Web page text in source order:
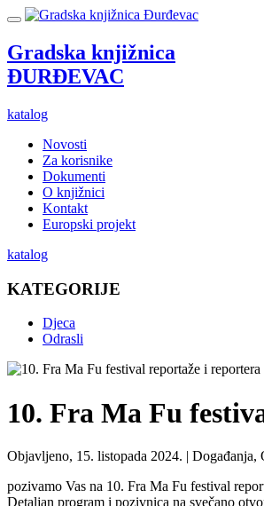
Gradska knjižnica
ĐURĐEVAC
katalog
Novosti
Za korisnike
Dokumenti
O knjižnici
Kontakt
Europski projekt
katalog
KATEGORIJE
Djeca
Odrasli
10. Fra Ma Fu
Objavljeno, 15. listopada 2024. | Događanja,
pozivamo Vas na 10. Fra Ma Fu festival
Detaljan program i pozivnica na svečano